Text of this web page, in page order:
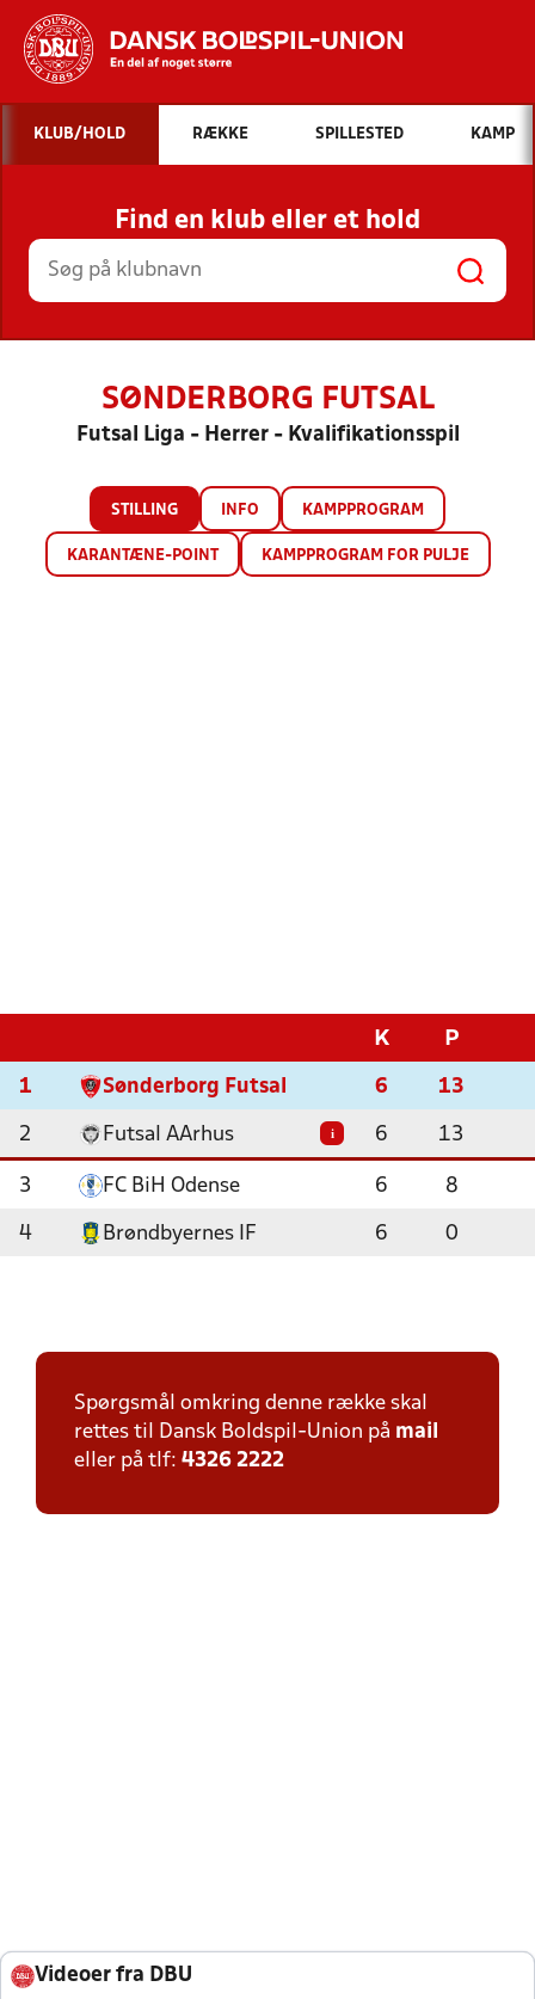
Hvad vil du søge efter?
INDHOLD OG NYHEDER
STILLINGER, RESULTATER, KLUBBER OG
HOLD
KLUB/HOLD RÆKKE SPILLESTED KAMP
Find en klub eller et hold
SØNDERBORG FUTSAL
Futsal Liga - Herrer - Kvalifikationsspil
STILLING INFO KAMPPROGRAM
KARANTÆNE-POINT KAMPPROGRAM FOR PULJE
K P
1 Sønderborg Futsal 6 13
2 Futsal AArhus i 6 13
3 FC BiH Odense 6 8
4 Brøndbyernes IF 6 0
Spørgsmål omkring denne række skal
rettes til Dansk Boldspil-Union på mail
eller på tlf: 4326 2222
Videoer fra DBU